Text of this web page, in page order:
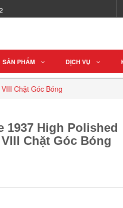
SẢN PHẨM DỊCH VỤ
Chặt Góc Bóng
1937 High Polished
Chặt Góc Bóng